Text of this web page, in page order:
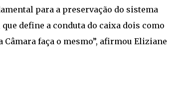
para a preservação do sistema
define a conduta do caixa dois como
Câmara faça o mesmo”, afirmou Eliziane